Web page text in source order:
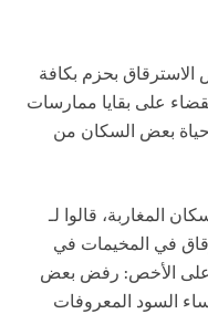
الاسترقاق بحزم بكافة
على بقايا ممارسات
حياة بعض السكان من
المغاربة، قالوا لـ
في المخيمات في
على الأخص: رفض بعض
السود المعروفات